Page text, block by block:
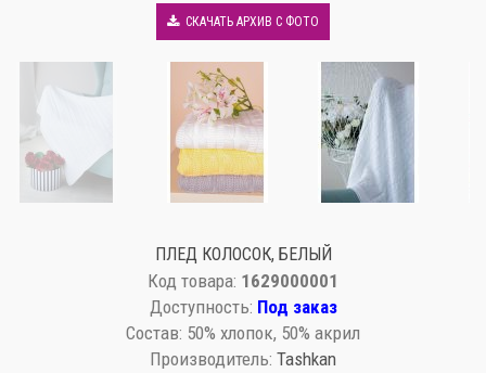
СКАЧАТЬ АРХИВ С ФОТО
ПЛЕД КОЛОСОК, БЕЛЫЙ
Код товара: 1629000001
Доступность: Под заказ
Состав: 50% хлопок, 50% акрил
Производитель: Tashkan